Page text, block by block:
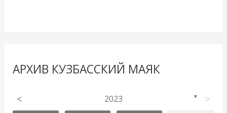
АРХИВ КУЗБАССКИЙ МАЯК
< 2023 ▼ >